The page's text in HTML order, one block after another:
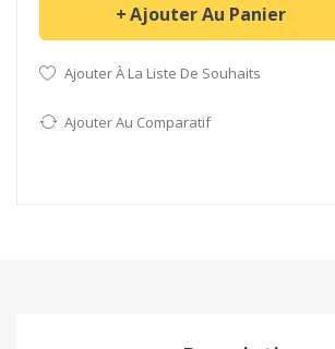
Ajouter Au Panier
Ajouter À La Liste De Souhaits
Ajouter Au Comparatif